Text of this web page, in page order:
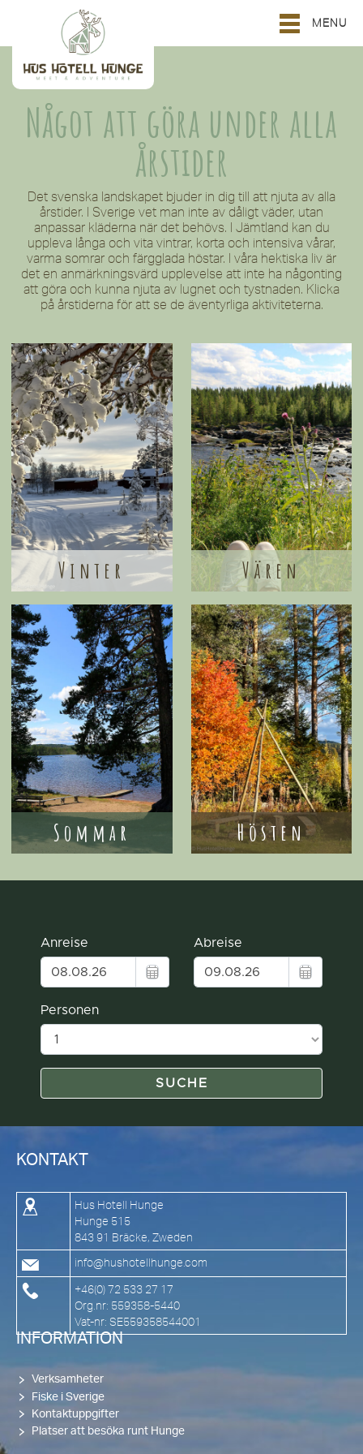
MENU
Något att göra under alla
årstider
Det svenska landskapet bjuder in dig till att njuta av alla
årstider. I Sverige vet man inte av dåligt väder, utan
anpassar kläderna när det behövs. I Jämtland kan du
uppleva långa och vita vintrar, korta och intensiva vårar,
varma somrar och färgglada höstar. I våra hektiska liv är
det en anmärkningsvärd upplevelse att inte ha någonting
att göra och kunna njuta av lugnet och tystnaden. Klicka
på årstiderna för att se de äventyrliga aktiviteterna.
Vinter Vären
Sommar Hösten
KONTAKT
Hus Hotell Hunge
Hunge 515
843 91 Bräcke, Zweden
info@hushotellhunge.com
+46(0) 72 533 27 17
Org.nr: 559358-5440
Vat-nr: SE559358544001
INFORMATION
Verksamheter
Fiske i Sverige
Kontaktuppgifter
Platser att besöka runt Hunge